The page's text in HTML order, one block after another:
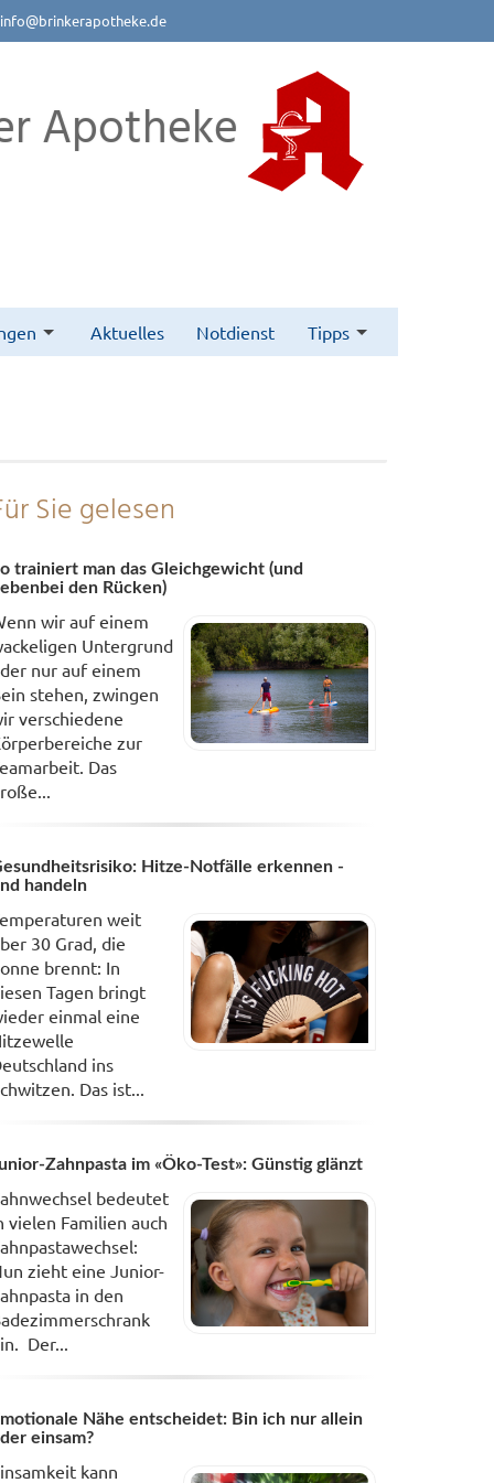
info@brinkerapotheke.de
Apotheke
Aktuelles Notdienst Tipps
Sie gelesen
trainiert man das Gleichgewicht (und
den Rücken)
wir auf einem
Untergrund
nur auf einem
stehen, zwingen
verschiedene
zur
Das
Hitze-Notfälle erkennen -
handeln
weit
30 Grad, die
brennt: In
Tagen bringt
einmal eine
ins
Das ist...
Zahnpasta im «Öko-Test»: Günstig glänzt
bedeutet
vielen Familien auch
zieht eine Junior-
in den
Der...
Nähe entscheidet: Bin ich nur allein
einsam?
kann